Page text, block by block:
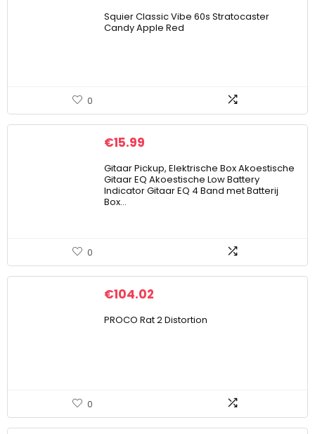
Squier Classic Vibe 60s Stratocaster
Candy Apple Red
0
€15.99
Gitaar Pickup, Elektrische Box Akoestische
Gitaar EQ Akoestische Low Battery
Indicator Gitaar EQ 4 Band met Batterij
Box…
0
€104.02
PROCO Rat 2 Distortion
0